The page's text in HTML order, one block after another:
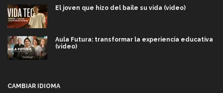
El joven que hizo del baile su vida (video)
Aula Futura: transformar la experiencia educativa
(video)
CAMBIAR IDIOMA